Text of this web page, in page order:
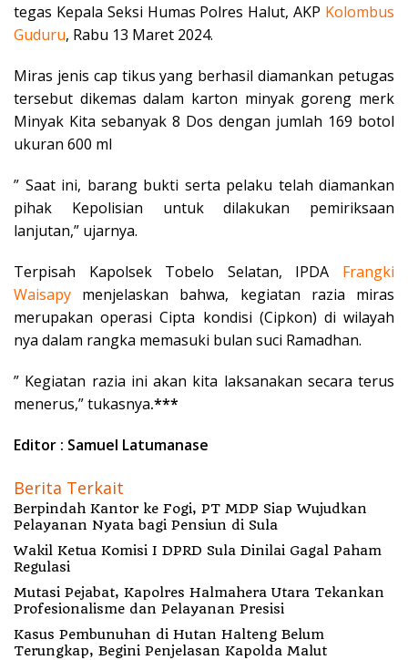
tegas Kepala Seksi Humas Polres Halut, AKP Kolombus
Guduru, Rabu 13 Maret 2024.
Miras jenis cap tikus yang berhasil diamankan petugas
tersebut dikemas dalam karton minyak goreng merk
Minyak Kita sebanyak 8 Dos dengan jumlah 169 botol
ukuran 600 ml
” Saat ini, barang bukti serta pelaku telah diamankan
pihak Kepolisian untuk dilakukan pemiriksaan
lanjutan,” ujarnya.
Terpisah Kapolsek Tobelo Selatan, IPDA Frangki
Waisapy menjelaskan bahwa, kegiatan razia miras
merupakan operasi Cipta kondisi (Cipkon) di wilayah
nya dalam rangka memasuki bulan suci Ramadhan.
” Kegiatan razia ini akan kita laksanakan secara terus
menerus,” tukasnya.***
Editor : Samuel Latumanase
Berita Terkait
Berpindah Kantor ke Fogi, PT MDP Siap Wujudkan
Pelayanan Nyata bagi Pensiun di Sula
Wakil Ketua Komisi I DPRD Sula Dinilai Gagal Paham
Regulasi
Mutasi Pejabat, Kapolres Halmahera Utara Tekankan
Profesionalisme dan Pelayanan Presisi
Kasus Pembunuhan di Hutan Halteng Belum
Terungkap, Begini Penjelasan Kapolda Malut